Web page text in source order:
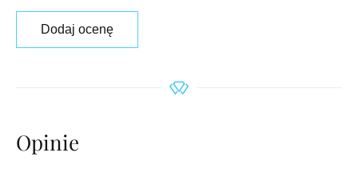
Dodaj ocenę
Opinie